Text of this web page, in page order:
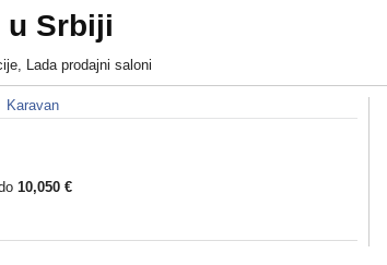
u Srbiji
Lada prodajni saloni
Karavan
10,050 €